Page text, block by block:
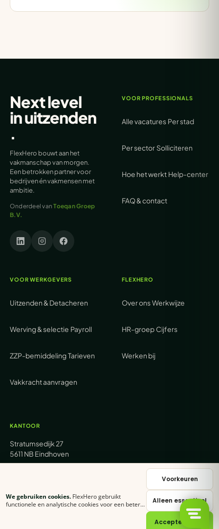
Next level
inuitzenden
.
FlexHero bouwt aan het
vakmanschap van morgen.
Een betrokken partner voor
bedrijven én vakmensen met
ambitie.
Onderdeel vanToeqan Groep
B.V.
VOOR PROFESSIONALS
Alle vacatures Per stad
Per sector Solliciteren
Hoe het werkt Help-center
FAQ & contact
VOOR WERKGEVERS
Uitzenden & Detacheren
Werving & selectie Payroll
ZZP-bemiddelingTarieven
Vakkracht aanvragen
FLEXHERO
Over onsWerkwijze
HR-groep Cijfers
Werken bij
KANTOOR
Stratumsedijk 27
5611 NB Eindhoven
sales@flexhero.com
We gebruiken cookies. FlexHero gebruikt
functionele en analytische cookies voor een betere
Voorkeuren
Alleen essentieel
Accepteer alles